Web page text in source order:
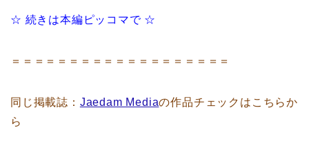
☆ 続きは本編ピッコマで ☆
＝＝＝＝＝＝＝＝＝＝＝＝＝＝＝＝＝＝＝
同じ掲載誌： Jaedam Mediaの作品チェックはこちらか
ら